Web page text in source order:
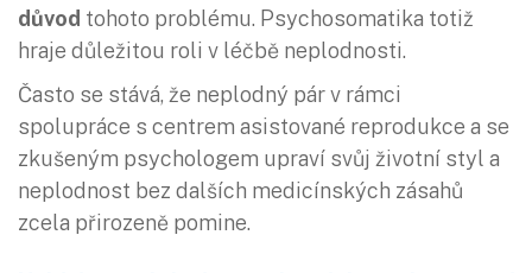
důvod tohoto problému. Psychosomatika totiž
hraje důležitou roli v léčbě neplodnosti.
Často se stává, že neplodný pár v rámci
spolupráce s centrem asistované reprodukce a se
zkušeným psychologem upraví svůj životní styl a
neplodnost bez dalších medicínských zásahů
zcela přirozeně pomine.